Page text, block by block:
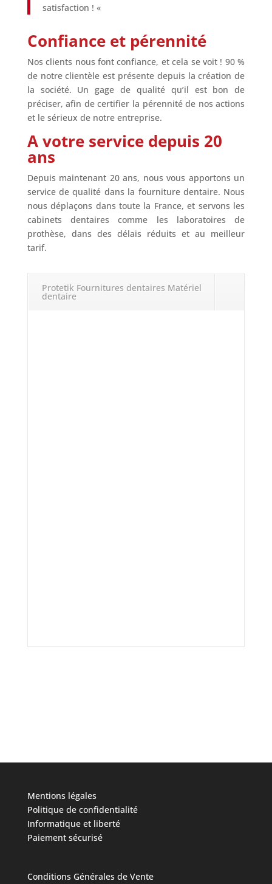
satisfaction ! «
Confiance et pérennité
Nos clients nous font confiance, et cela se voit ! 90 %
de notre clientèle est présente depuis la création de
la société. Un gage de qualité qu’il est bon de
préciser, afin de certifier la pérennité de nos actions
et le sérieux de notre entreprise.
A votre service depuis 20
ans
Depuis maintenant 20 ans, nous vous apportons un
service de qualité dans la fourniture dentaire. Nous
nous déplaçons dans toute la France, et servons les
cabinets dentaires comme les laboratoires de
prothèse, dans des délais réduits et au meilleur
tarif.
Protetik Fournitures dentaires Matériel
dentaire
Mentions légales
Politique de confidentialité
Informatique et liberté
Paiement sécurisé
Conditions Générales de Vente